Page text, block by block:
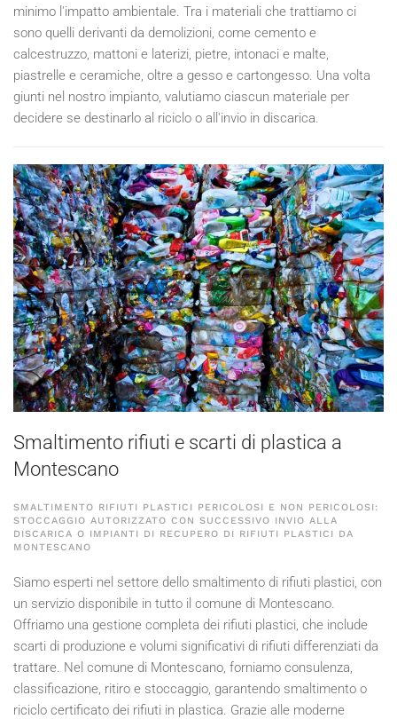
minimo l'impatto ambientale. Tra i materiali che trattiamo ci
sono quelli derivanti da demolizioni, come cemento e
calcestruzzo, mattoni e laterizi, pietre, intonaci e malte,
piastrelle e ceramiche, oltre a gesso e cartongesso. Una volta
giunti nel nostro impianto, valutiamo ciascun materiale per
decidere se destinarlo al riciclo o all'invio in discarica.
Smaltimento rifiuti e scarti di plastica a
Montescano
SMALTIMENTO RIFIUTI PLASTICI PERICOLOSI E NON PERICOLOSI:
STOCCAGGIO AUTORIZZATO CON SUCCESSIVO INVIO ALLA
DISCARICA O IMPIANTI DI RECUPERO DI RIFIUTI PLASTICI DA
MONTESCANO
Siamo esperti nel settore dello smaltimento di rifiuti plastici, con
un servizio disponibile in tutto il comune di Montescano.
Offriamo una gestione completa dei rifiuti plastici, che include
scarti di produzione e volumi significativi di rifiuti differenziati da
trattare. Nel comune di Montescano, forniamo consulenza,
classificazione, ritiro e stoccaggio, garantendo smaltimento o
riciclo certificato dei rifiuti in plastica. Grazie alle moderne